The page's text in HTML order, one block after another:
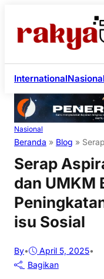
InternationalNasional
Nasional
Beranda » Blog »
Serap
dan UMKM
isu Sosial
By• April 5, 2025•
Bagikan